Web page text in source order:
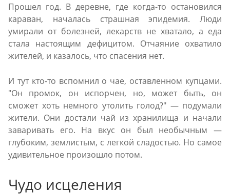
Прошел год. В деревне, где когда-то остановился
караван, началась страшная эпидемия. Люди
умирали от болезней, лекарств не хватало, а еда
стала настоящим дефицитом. Отчаяние охватило
жителей, и казалось, что спасения нет.
И тут кто-то вспомнил о чае, оставленном купцами.
"Он промок, он испорчен, но, может быть, он
сможет хоть немного утолить голод?" — подумали
жители. Они достали чай из хранилища и начали
заваривать его. На вкус он был необычным —
глубоким, землистым, с легкой сладостью. Но самое
удивительное произошло потом.
Чудо исцеления